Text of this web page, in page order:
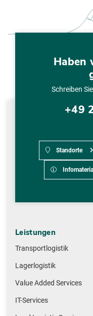
Haben
Schreiben
+49
Standorte
Leistungen
Transportlogistik
Lagerlogistik
Value Added Services
IT-Services